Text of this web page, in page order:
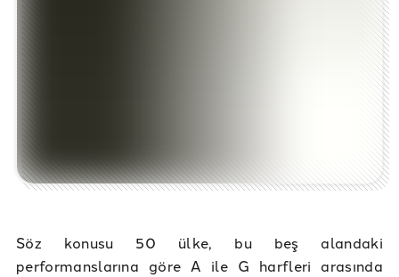
Söz konusu 50 ülke, bu beş alandaki
performanslarına göre A ile G harfleri arasında